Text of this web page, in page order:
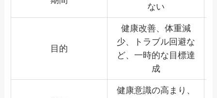
ない
目的
健康改善、体重減
少、トラブル回避な
ど、一時的な目標達
成
健康意識の高まり、